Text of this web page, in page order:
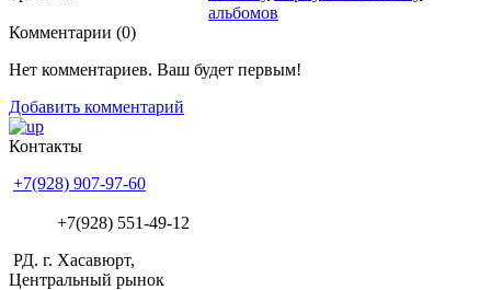
альбомов
Комментарии (0)
Нет комментариев. Ваш будет первым!
Добавить комментарий
Контакты
+7(928) 907-97-60
+7(928) 551-49-12
РД. г. Хасавюрт,
Центральный рынок